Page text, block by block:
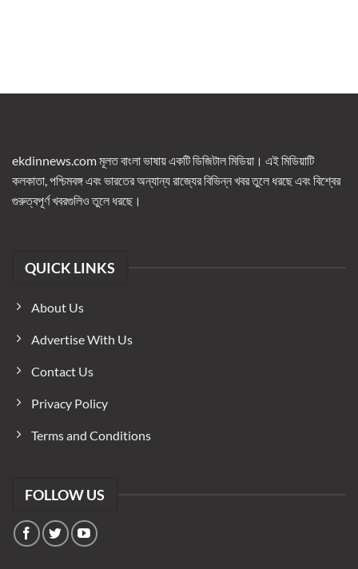
ekdinnews.com মূলত বাংলা ভাষায় একটি ডিজিটাল মিডিয়া। এই মিডিয়াটি
কলকাতা, পশ্চিমবঙ্গ এবং ভারতের অন্যান্য রাজ্যের বিভিন্ন খবর তুলে ধরছে এবং বিশ্বের
গুরুত্বপূর্ণ খবরগুলিও তুলে ধরছে।
QUICK LINKS
About Us
Advertise With Us
Contact Us
Privacy Policy
Terms and Conditions
FOLLOW US